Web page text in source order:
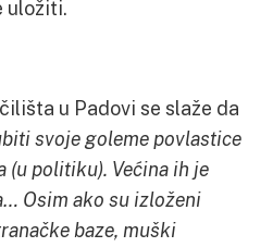
uložiti.
u Padovi se slaže da
svoje goleme povlastice
(u politiku). Većina ih je
Osim ako su izloženi
baze, muški